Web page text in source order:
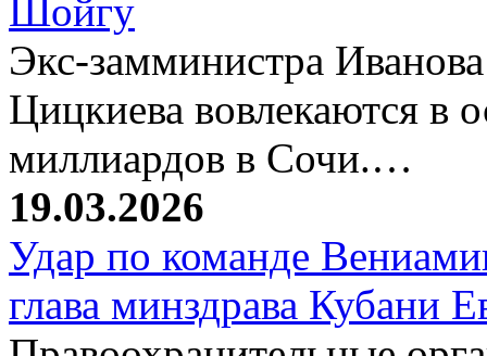
Шойгу
Экс-замминистра
Цицкиева вовлекаются в
миллиардов в Сочи.…
19.03.2026
Удар по команде
глава минздрава Кубани